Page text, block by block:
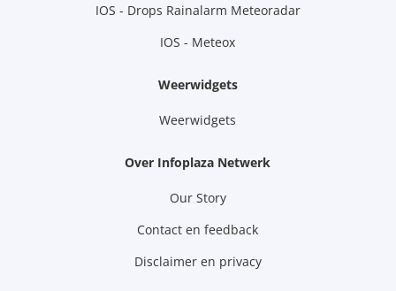
IOS - Drops Rainalarm Meteoradar
IOS - Meteox
Weerwidgets
Weerwidgets
Over Infoplaza Netwerk
Our Story
Contact en feedback
Disclaimer en privacy